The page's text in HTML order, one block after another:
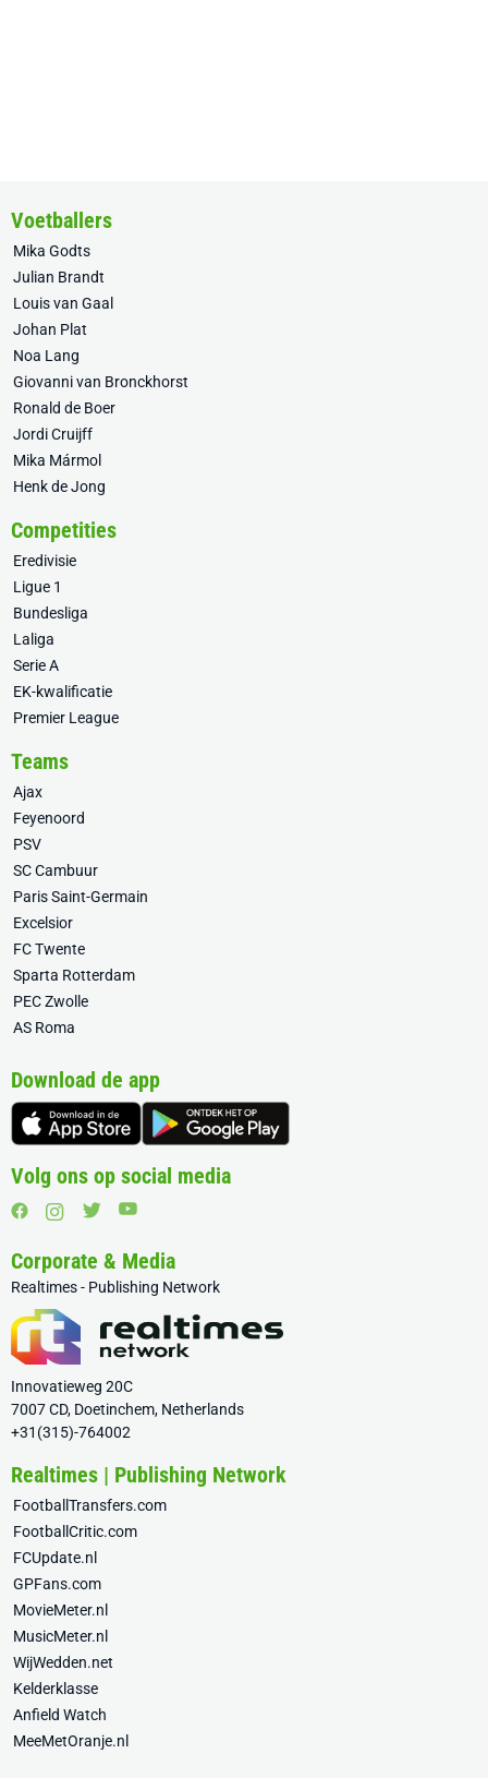
Voetballers
Mika Godts
Julian Brandt
Louis van Gaal
Johan Plat
Noa Lang
Giovanni van Bronckhorst
Ronald de Boer
Jordi Cruijff
Mika Mármol
Henk de Jong
Competities
Eredivisie
Ligue 1
Bundesliga
Laliga
Serie A
EK-kwalificatie
Premier League
Teams
Ajax
Feyenoord
PSV
SC Cambuur
Paris Saint-Germain
Excelsior
FC Twente
Sparta Rotterdam
PEC Zwolle
AS Roma
Download de app
Volg ons op social media
Corporate & Media
Realtimes - Publishing Network
Innovatieweg 20C
7007 CD, Doetinchem, Netherlands
+31(315)-764002
Realtimes | Publishing Network
FootballTransfers.com
FootballCritic.com
FCUpdate.nl
GPFans.com
MovieMeter.nl
MusicMeter.nl
WijWedden.net
Kelderklasse
Anfield Watch
MeeMetOranje.nl